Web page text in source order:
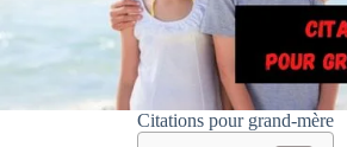
Citations pour grand-mère